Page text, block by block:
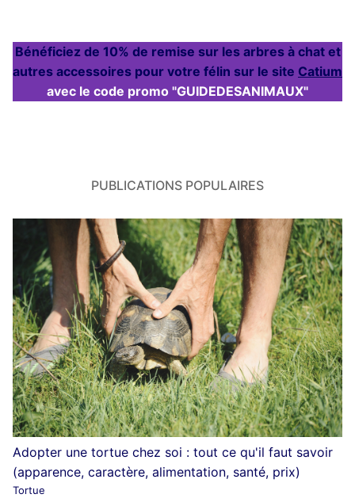
Bénéficiez de 10% de remise sur les arbres à chat et
autres accessoires pour votre félin sur le site Catium
avec le code promo "GUIDEDESANIMAUX"
PUBLICATIONS POPULAIRES
Adopter une tortue chez soi : tout ce qu'il faut savoir
(apparence, caractère, alimentation, santé, prix)
Tortue